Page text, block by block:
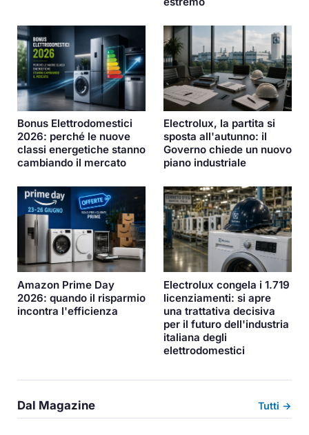
Bonus Elettrodomestici
2026: perché le nuove
classi energetiche stanno
cambiando il mercato
Electrolux, la partita si
sposta all'autunno: il
Governo chiede un nuovo
piano industriale
Amazon Prime Day
2026: quando il risparmio
incontra l'efficienza
Electrolux congela i 1.719
licenziamenti: si apre
una trattativa decisiva
per il futuro dell'industria
italiana degli
elettrodomestici
Dal Magazine Tutti →